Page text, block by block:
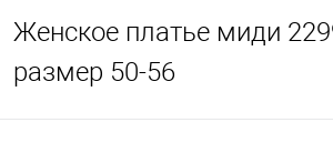
Женское платье миди
размер 50-56